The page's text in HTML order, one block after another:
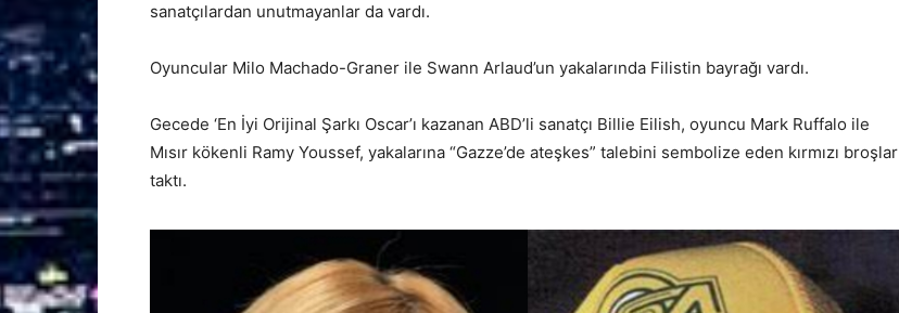
sanatçılardan unutmayanlar da vardı.
Oyuncular Milo Machado-Graner ile Swann Arlaud’un yakalarında Filistin bayrağı vardı.
Gecede ‘En İyi Orijinal Şarkı Oscar’ı kazanan ABD’li sanatçı Billie Eilish, oyuncu Mark Ruffalo ile
Mısır kökenli Ramy Youssef, yakalarına “Gazze’de ateşkes” talebini sembolize eden kırmızı broşlar
taktı.